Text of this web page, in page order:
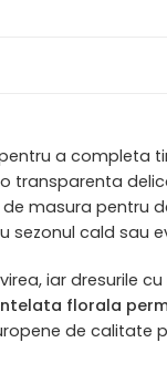
a
transparenta
masura pentru
cald sau
iar dresurile
florala
de calitate